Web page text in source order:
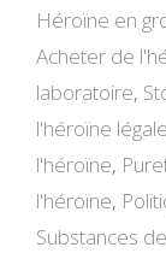
Héroïne en
Acheter de
laboratoire,
l'héroïne
l'héroïne,
l'héroïne,
Substances